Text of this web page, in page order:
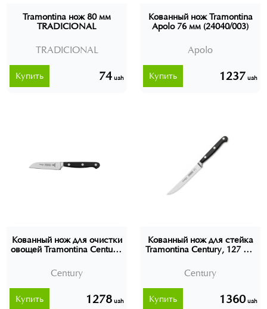
Tramontina нож 80 мм
TRADICIONAL
TRADICIONAL
74 uah
Купить
Кованный нож Tramontina
Apolo 76 мм (24040/003)
Apolo
1237 uah
Купить
Кованный нож для очистки
овощей Tramontina Century,
Century
1278 uah
Купить
Кованный нож для стейка
Tramontina Century, 127 мм
Century
1360 uah
Купить